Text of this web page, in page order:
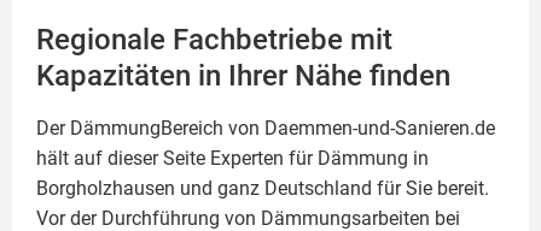
Regionale Fachbetriebe mit
Kapazitäten in Ihrer Nähe finden
Der DämmungBereich von Daemmen-und-Sanieren.de
hält auf dieser Seite Experten für Dämmung in
Borgholzhausen und ganz Deutschland für Sie bereit.
Vor der Durchführung von Dämmungsarbeiten bei